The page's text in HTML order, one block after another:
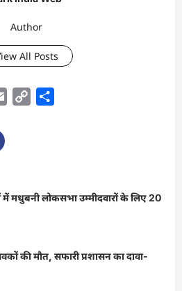
Author
All Posts
Email
Copy
में मधुबनी लोकसभा उम्मीदवारों के लिए 20
की मौत, सफारी प्रशासन का दावा-